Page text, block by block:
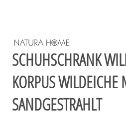
SCHUHSCHRANK
KORPUS
SANDGESTRAHLT